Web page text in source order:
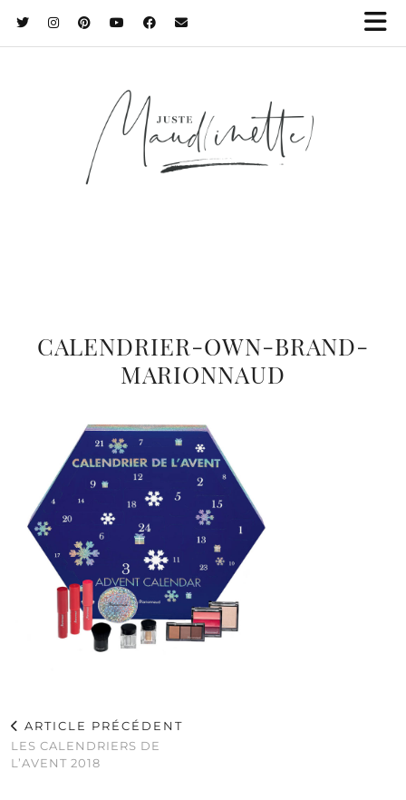
CALENDRIER-OWN-BRAND-
MARIONNAUD
ARTICLE PRÉCÉDENT
LES CALENDRIERS DE
L’AVENT 2018